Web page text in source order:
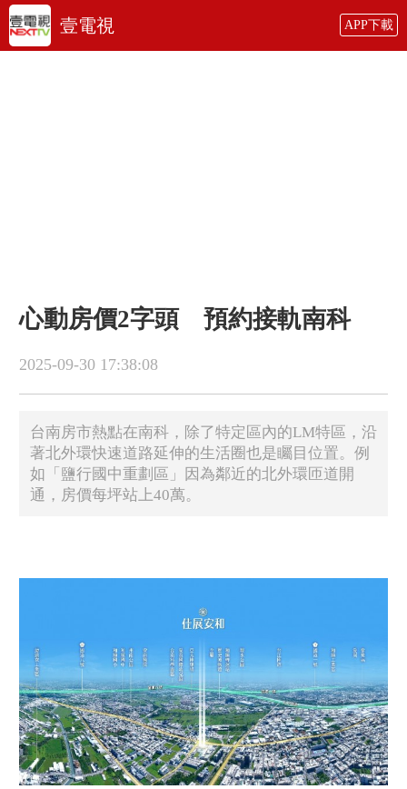
壹電視 APP下載
心動房價2字頭 預約接軌南科
2025-09-30 17:38:08
台南房市熱點在南科，除了特定區內的LM特區，沿
著北外環快速道路延伸的生活圈也是矚目位置。例
如「鹽行國中重劃區」因為鄰近的北外環匝道開
通，房價每坪站上40萬。